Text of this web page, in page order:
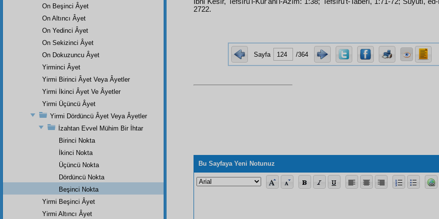
2722.
Sayfa /364
Bu Sayfaya Yeni Notunuz
On Beşinci Âyet
On Altıncı Âyet
On Yedinci Âyet
On Sekizinci Âyet
On Dokuzuncu Âyet
Yirminci Âyet
Yirmi Birinci Âyet Veya Âyetler
Yirmi İkinci Âyet Ve Âyetler
Yirmi Üçüncü Âyet
Yirmi Dördüncü Âyet Veya Âyetler
İzahtan Evvel Mühim Bir İhtar
Birinci Nokta
İkinci Nokta
Üçüncü Nokta
Dördüncü Nokta
Beşinci Nokta
Yirmi Beşinci Âyet
Yirmi Altıncı Âyet